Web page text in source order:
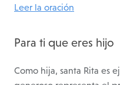
Leer la oración
Para ti que eres hijo
Como hija, santa Rita es